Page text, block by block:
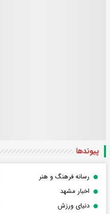
پیوندها
رسانه فرهنگ و هنر
اخبار مشهد
دنیای ورزش